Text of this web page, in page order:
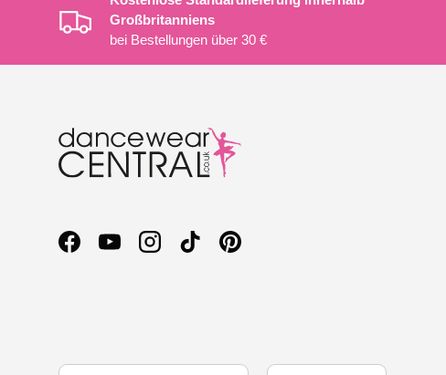
Großbritanniens
bei Bestellungen über 30 €
FacebookYouTubeInstagramTikTokPinterest